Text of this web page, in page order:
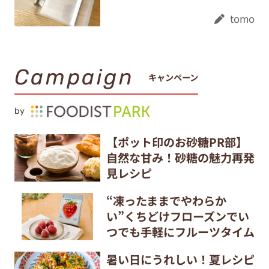
tomo
Campaign キャンペーン
by
【ポット印のお砂糖PR部】
自然な甘み！砂糖の魅力再発
見レシピ
“凍ったままでやわらか
い”くちどけフローズンでい
つでも手軽にフルーツタイム
暑い日にうれしい！夏レシピ